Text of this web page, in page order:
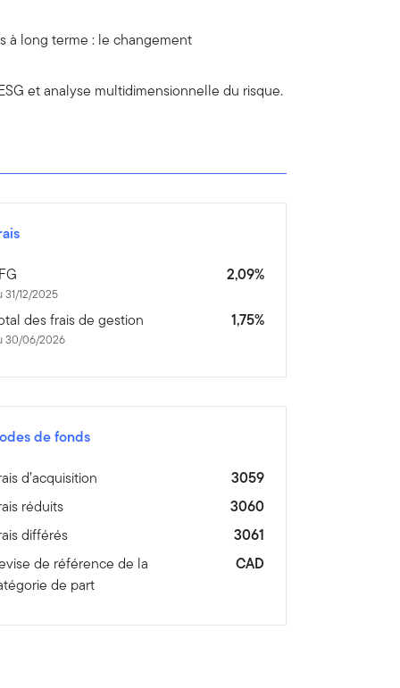
à long terme : le changement
et analyse multidimensionnelle du risque.
31/12/2025
2,09%
des frais de gestion
30/06/2026
1,75%
de fonds
d’acquisition
3059
réduits
3060
différés
3061
de référence de la
de part
CAD